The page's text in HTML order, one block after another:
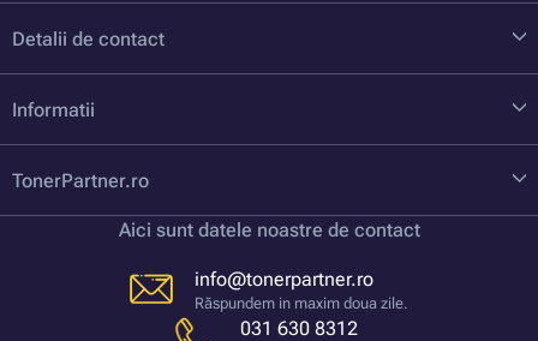
Detalii de contact
Informatii
TonerPartner.ro
Aici sunt datele noastre de contact
info@tonerpartner.ro
Răspundem in maxim doua zile.
031 630 8312